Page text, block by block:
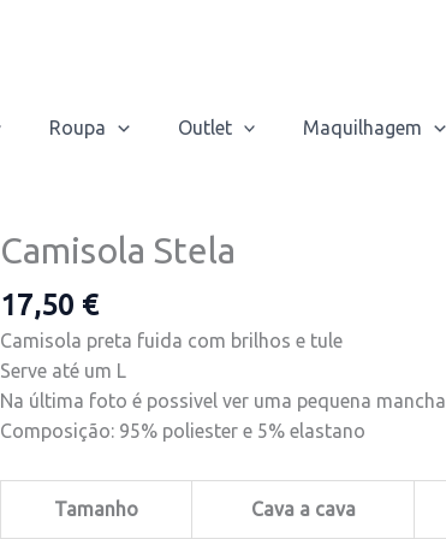
Roupa Outlet Maquilhagem
Camisola Stela
17,50 €
Camisola preta fuida com brilhos e tule
Serve até um L
Na última foto é possivel ver uma pequena mancha
Composição: 95% poliester e 5% elastano
Tamanho Cava a cava
Quantidade
Camisola
Stela